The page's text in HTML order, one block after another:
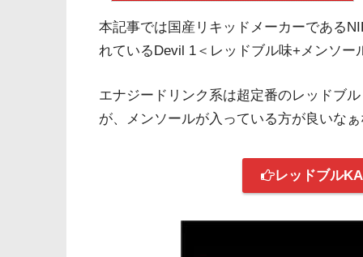
本記事では国産リキッドメーカーである
れているDevil 1＜レッドブル味+メンソー
エナジードリンク系は超定番のレッドブ
が、メンソールが入っている方が良いな
レッドブル